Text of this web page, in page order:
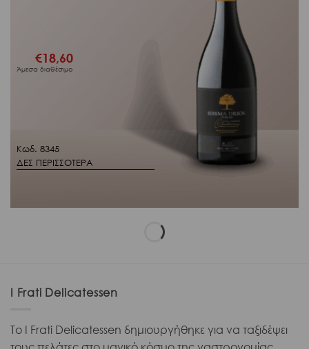
Κωδ. 8345
ΔΕΣ ΠΕΡΙΣΣΟΤΕΡΑ
€18,60
Άμεσα διαθέσιμο